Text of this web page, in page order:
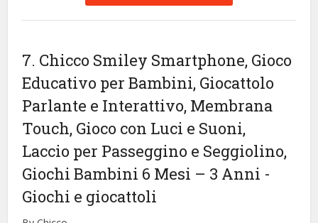
7. Chicco Smiley Smartphone, Gioco
Educativo per Bambini, Giocattolo
Parlante e Interattivo, Membrana
Touch, Gioco con Luci e Suoni,
Laccio per Passeggino e Seggiolino,
Giochi Bambini 6 Mesi – 3 Anni -
Giochi e giocattoli